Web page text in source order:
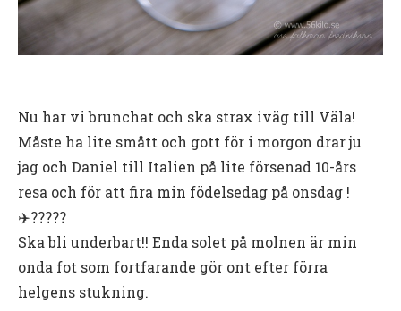
Nu har vi brunchat och ska strax iväg till Väla!
Måste ha lite smått och gott för i morgon drar ju
jag och Daniel till Italien på lite försenad 10-års
resa och för att fira min födelsedag på onsdag !
✈️?????
Ska bli underbart!! Enda solet på molnen är min
onda fot som fortfarande gör ont efter förra
helgens stukning.